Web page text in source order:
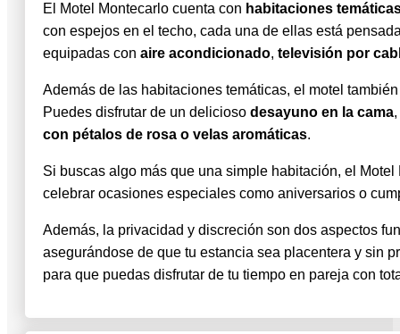
El Motel Montecarlo cuenta con habitaciones
con espejos en el techo, cada una de ellas está
equipadas con aire acondicionado, televisión por
Además de las habitaciones temáticas, el motel
Puedes disfrutar de un delicioso desayuno en la cama
con pétalos de rosa o velas aromáticas.
Si buscas algo más que una simple habitación, el
celebrar ocasiones especiales como aniversarios o
Además, la privacidad y discreción son dos aspectos
asegurándose de que tu estancia sea placentera y sin
para que puedas disfrutar de tu tiempo en pareja con